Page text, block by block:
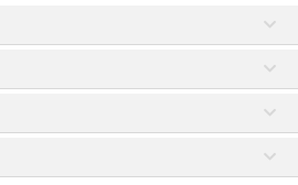
bazlı lekelerden kolayca arındırılır.
kullanılmalı, su sıcaklığı en fazla
kurutulmalıdır.
için belirlenmiştir. Toplu alımlar